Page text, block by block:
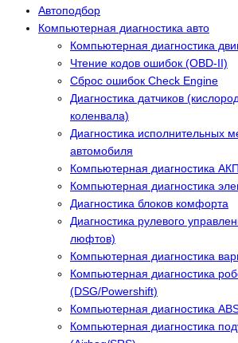
Автоподбор
Компьютерная диагностика авто
Компьютерная диагностика
Чтение кодов ошибок (OBD-II)
Сброс ошибок Check Engine
Диагностика датчиков
коленвала)
Диагностика исполнительных
автомобиля
Компьютерная диагностика
Компьютерная диагностика
Диагностика блоков комфорта
Диагностика рулевого
люфтов)
Компьютерная диагностика
Компьютерная диагностика
(DSG/Powershift)
Компьютерная диагностика
Компьютерная диагностика